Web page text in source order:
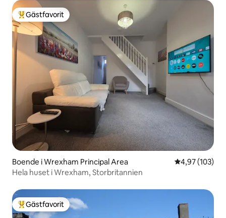
Populär gästfavorit
Gästfavorit
Boende i Wrexham Principal Area 4,97 av 5 i
4,97 (103)
Hela huset i Wrexham, Storbritannien
Populär gästfavorit
Gästfavorit